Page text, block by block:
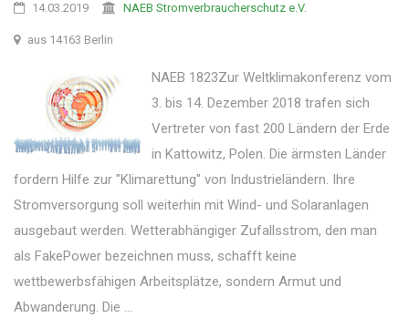
14.03.2019 NAEB Stromverbraucherschutz e.V.
aus 14163 Berlin
NAEB 1823Zur Weltklimakonferenz vom
3. bis 14. Dezember 2018 trafen sich
Vertreter von fast 200 Ländern der Erde
in Kattowitz, Polen. Die ärmsten Länder
fordern Hilfe zur "Klimarettung" von Industrieländern. Ihre
Stromversorgung soll weiterhin mit Wind- und Solaranlagen
ausgebaut werden. Wetterabhängiger Zufallsstrom, den man
als FakePower bezeichnen muss, schafft keine
wettbewerbsfähigen Arbeitsplätze, sondern Armut und
Abwanderung. Die ...